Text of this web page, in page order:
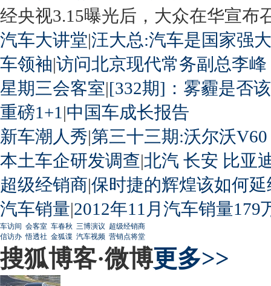
经央视3.15曝光后，大众在华宣布
汽车大讲堂|汪大总:汽车是国家强
车领袖|访问北京现代常务副总李峰
星期三会客室|[332期]：雾霾是否
重磅1+1 |中国车成长报告
新车潮人秀|第三十三期:沃尔沃
本土车企研发调查|北汽 长安 比亚
超级经销商|保时捷的辉煌该如何延
汽车销量|2012年11月汽车销量179
车访间 会客室 车春秋 三博演议 超级经销商
信访办 悟透社 金狐谍 汽车视频 营销点将堂
搜狐博客·微博更多>>